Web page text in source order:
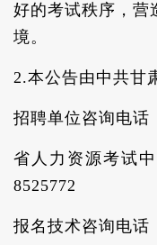
好的考试秩序，营
境。
2.本公告由中共甘
招聘单位咨询电话
省人力资源考试中
8525772
报名技术咨询电话